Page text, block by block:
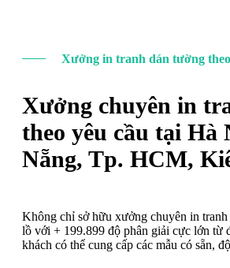
Xưởng in tranh dán tường
Xưởng chuyên in
theo yêu cầu tại
Nẵng, Tp. HCM,
Không chỉ sở hữu xưởng chuyên in
lồ với + 199.899 độ phân giải cực lớn từ
khách có thể cung cấp các mẫu có sẵn,